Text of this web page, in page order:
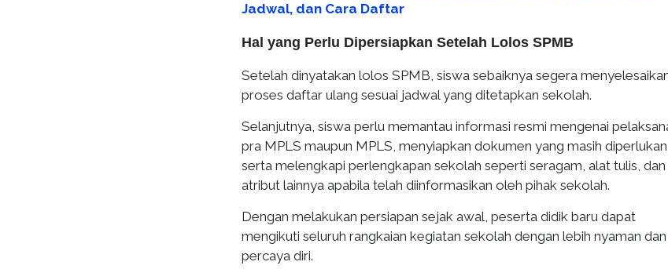
Jadwal, dan Cara Daftar
Hal yang Perlu Dipersiapkan Setelah Lolos SPMB
Setelah dinyatakan lolos SPMB, siswa sebaiknya segera
proses daftar ulang sesuai jadwal yang ditetapkan sekolah.
Selanjutnya, siswa perlu memantau informasi resmi mengenai
pra MPLS maupun MPLS, menyiapkan dokumen yang masih
serta melengkapi perlengkapan sekolah seperti seragam, alat tulis, dan
atribut lainnya apabila telah diinformasikan oleh pihak sekolah.
Dengan melakukan persiapan sejak awal, peserta didik baru dapat
mengikuti seluruh rangkaian kegiatan sekolah dengan lebih nyaman dan
percaya diri.